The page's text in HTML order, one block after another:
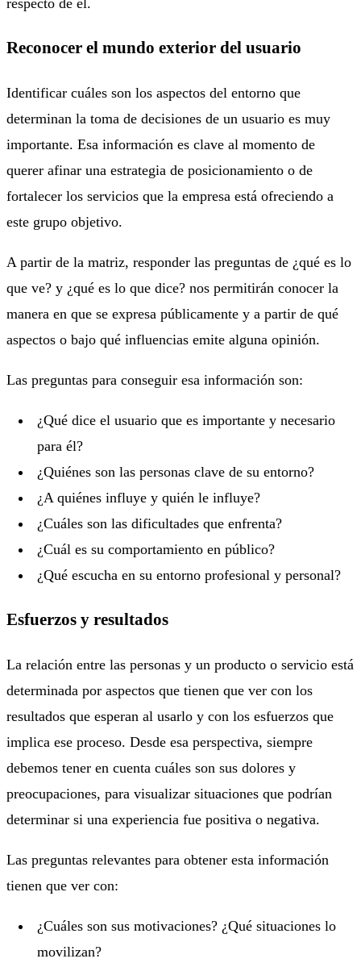
Reconocer el mundo exterior del usuario
Identificar cuáles son los aspectos del entorno que
determinan la toma de decisiones de un usuario es muy
importante. Esa información es clave al momento de
querer afinar una estrategia de posicionamiento o de
fortalecer los servicios que la empresa está ofreciendo a
este grupo objetivo.
A partir de la matriz, responder las preguntas de ¿qué es lo
que ve? y ¿qué es lo que dice? nos permitirán conocer la
manera en que se expresa públicamente y a partir de qué
aspectos o bajo qué influencias emite alguna opinión.
Las preguntas para conseguir esa información son:
¿Qué dice el usuario que es importante y necesario
para él?
¿Quiénes son las personas clave de su entorno?
¿A quiénes influye y quién le influye?
¿Cuáles son las dificultades que enfrenta?
¿Cuál es su comportamiento en público?
¿Qué escucha en su entorno profesional y personal?
Esfuerzos y resultados
La relación entre las personas y un producto o servicio está
determinada por aspectos que tienen que ver con los
resultados que esperan al usarlo y con los esfuerzos que
implica ese proceso. Desde esa perspectiva, siempre
debemos tener en cuenta cuáles son sus dolores y
preocupaciones, para visualizar situaciones que podrían
determinar si una experiencia fue positiva o negativa.
Las preguntas relevantes para obtener esta información
tienen que ver con:
¿Cuáles son sus motivaciones? ¿Qué situaciones lo
movilizan?